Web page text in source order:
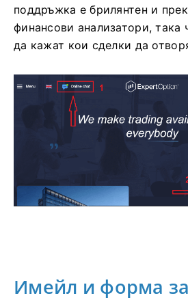
поддръжка е брилянтен и
финансови анализатори, така
да кажат кои сделки да
Имейл и форма